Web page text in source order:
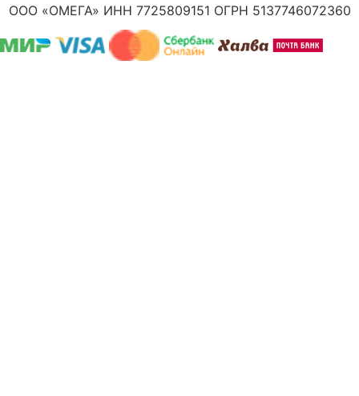
ООО «ОМЕГА» ИНН 7725809151 ОГРН 5137746072360